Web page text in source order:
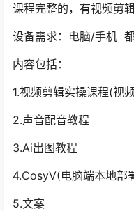
课程完整的，有视频剪
设备需求：电脑/手机
内容包括：
1.视频剪辑实操课程(视
2.声音配音教程
3.Ai出图教程
4.CosyV(电脑端本地部
5.文案